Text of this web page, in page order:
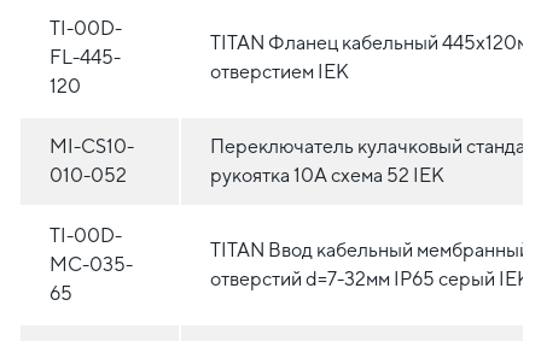
TI-00D-
FL-445-
120
TITAN Фланец кабельный
отверстием IEK
MI-CS10-
010-052
Переключатель кулачковый
рукоятка 10А схема 52 IEK
TI-00D-
MC-035-
65
TITAN Ввод кабельный мембранный
отверстий d=7-32мм IP65 серый IEK